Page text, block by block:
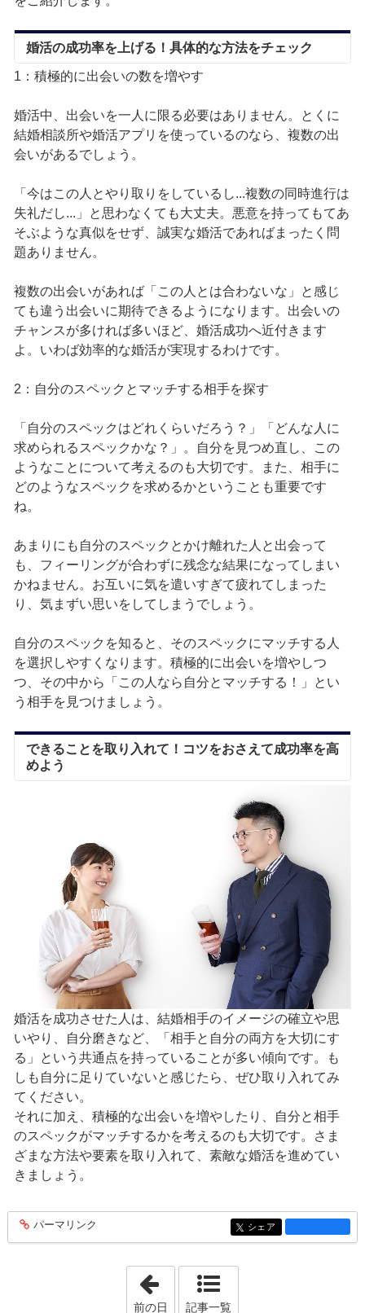
婚活の成功率を上げる！具体的な方法をチェック
1：積極的に出会いの数を増やす
婚活中、出会いを一人に限る必要はありません。とくに
結婚相談所や婚活アプリを使っているのなら、複数の出
会いがあるでしょう。
「今はこの人とやり取りをしているし...複数の同時進行は
失礼だし...」と思わなくても大丈夫。悪意を持ってもてあ
そぶような真似をせず、誠実な婚活であればまったく問
題ありません。
複数の出会いがあれば「この人とは合わないな」と感じ
ても違う出会いに期待できるようになります。出会いの
チャンスが多ければ多いほど、婚活成功へ近付きます
よ。いわば効率的な婚活が実現するわけです。
2：自分のスペックとマッチする相手を探す
「自分のスペックはどれくらいだろう？」「どんな人に
求められるスペックかな？」。自分を見つめ直し、この
ようなことについて考えるのも大切です。また、相手に
どのようなスペックを求めるかということも重要です
ね。
あまりにも自分のスペックとかけ離れた人と出会って
も、フィーリングが合わずに残念な結果になってしまい
かねません。お互いに気を遣いすぎて疲れてしまった
り、気まずい思いをしてしまうでしょう。
自分のスペックを知ると、そのスペックにマッチする人
を選択しやすくなります。積極的に出会いを増やしつ
つ、その中から「この人なら自分とマッチする！」とい
う相手を見つけましょう。
できることを取り入れて！コツをおさえて成功率を高
めよう
婚活を成功させた人は、結婚相手のイメージの確立や思
いやり、自分磨きなど、「相手と自分の両方を大切にす
る」という共通点を持っていることが多い傾向です。も
しも自分に足りていないと感じたら、ぜひ取り入れてみ
てください。
それに加え、積極的な出会いを増やしたり、自分と相手
のスペックがマッチするかを考えるのも大切です。さま
ざまな方法や要素を取り入れて、素敵な婚活を進めてい
きましょう。
entry1292
パーマリンク entry1292
シェア
「2022年9月 7日」
前の日 記事一覧